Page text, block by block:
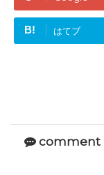
B! はてブ
comment